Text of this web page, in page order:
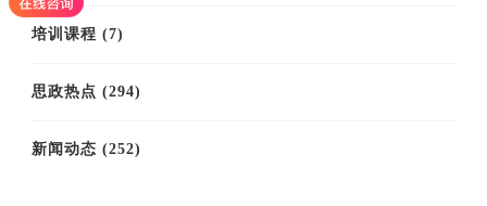
培训课程 (7)
思政热点 (294)
新闻动态 (252)